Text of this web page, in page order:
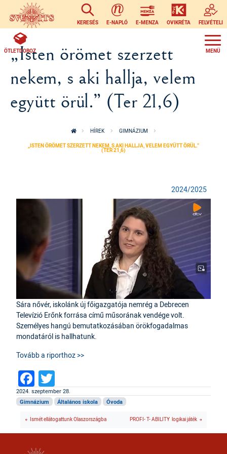
Ugrás a tartalomra
KERESÉS E-NAPLÓ E-MENZA OVIKRÉTA FELVÉTELI
ÖTLETDOBOZ
„Isten örömet szerzett
nekem, s aki hallja, velem
együtt örül.” (Ter 21,6)
HÍREK GIMNÁZIUM
„ISTEN ÖRÖMET SZERZETT NEKEM, S AKI HALLJA, VELEM EGYÜTT ÖRÜL.”
(TER 21,6)
2024/2025
Sára nővér, iskolánk új főigazgatója nemrég a Debrecen
Televízió Erőnk forrása című műsorának vendége volt.
Személyes hangú bemutatkozásában örökfogadalmas
mondatáról is hallhatunk.
Tovább a riporthoz >>
Facebook
2024. szeptember 28.
Gimnázium Általános iskola Óvoda
Ismét ellátogattunk Olaszországba PROFI- T- ABILITY logikai játék